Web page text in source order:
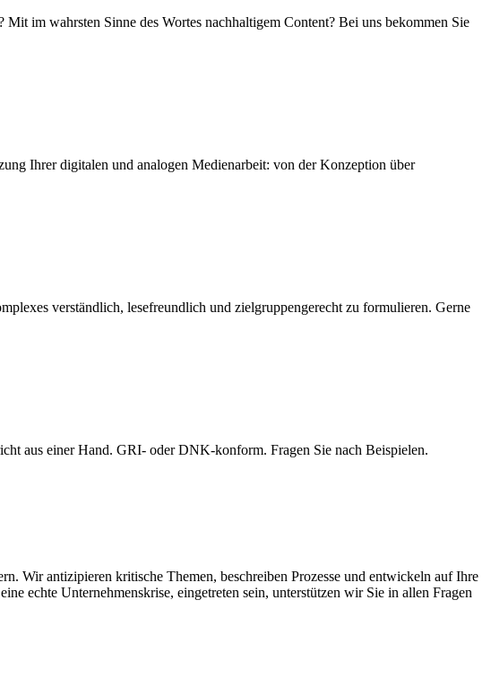
im wahrsten Sinne des Wortes nachhaltigem Content? Bei uns bekommen Sie
Ihrer digitalen und analogen Medienarbeit: von der Konzeption über
verständlich, lesefreundlich und zielgruppengerecht zu formulieren. Gerne
aus einer Hand. GRI- oder DNK-konform. Fragen Sie nach Beispielen.
Wir antizipieren kritische Themen, beschreiben Prozesse und entwickeln auf Ihre
echte Unternehmenskrise, eingetreten sein, unterstützen wir Sie in allen Fragen